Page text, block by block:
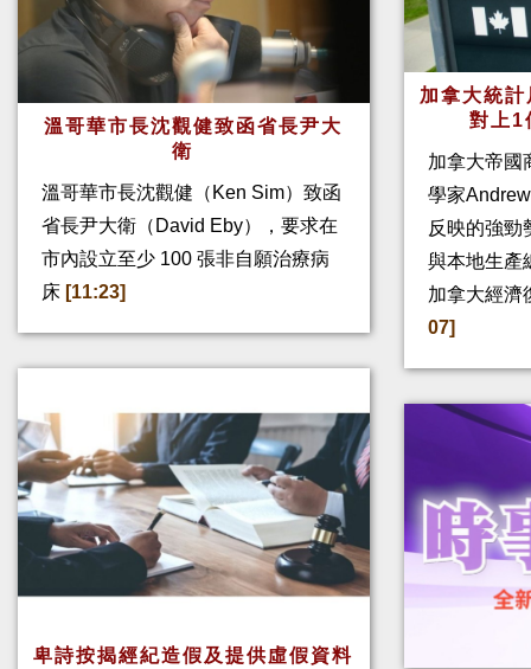
溫哥華市長沈觀健致函省長尹大
衛
溫哥華市長沈觀健（Ken Sim）致函
省長尹大衛（David Eby），要求在
市內設立至少 100 張非自願治療病
床 [11:23]
卑詩按揭經紀造假及提供虛假資料
加拿大統
對上
加拿大帝國
學家
反映的強勁
與本地生產
加拿大經濟
07]